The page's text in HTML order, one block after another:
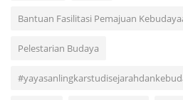
Bantuan Fasilitasi Pemajuan
Pelestarian Budaya